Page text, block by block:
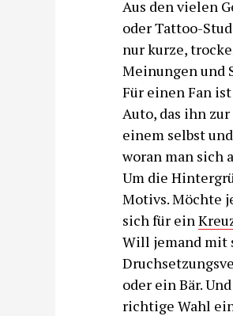
Aus den vielen
oder Tattoo-
nur kurze,
Meinungen und
Für einen Fan
Auto, das ihn
einem selbst
woran man sich
Um die
Motivs. Möchte
sich für ein
Will jemand mit
oder ein Bär.
richtige Wahl